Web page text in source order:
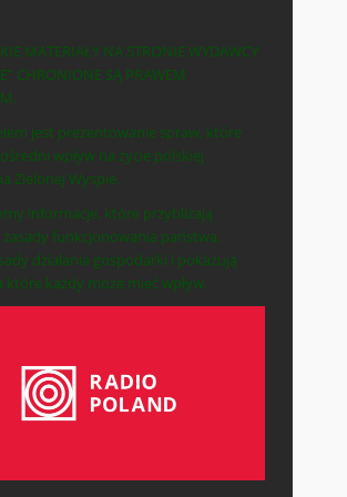
MATERIAŁY NA STRONIE WYDAWCY
CHRONIONE SĄ PRAWEM
jest prezentowanie spraw, które
wpływ na życie polskiej
Zielonej Wyspie.
informacje, które przybliżają
funkcjonowania państwa,
działania gospodarki i pokazują
które każdy może mieć wpływ.